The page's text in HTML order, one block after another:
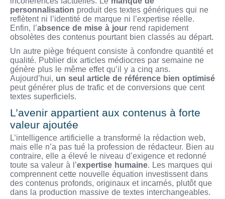
personnalisation produit des textes génériques qui ne
reflètent ni l’identité de marque ni l’expertise réelle.
Enfin, l’absence de mise à jour rend rapidement
obsolètes des contenus pourtant bien classés au départ.
Un autre piège fréquent consiste à confondre quantité et
qualité. Publier dix articles médiocres par semaine ne
génère plus le même effet qu’il y a cinq ans.
Aujourd’hui, un seul article de référence bien optimisé
peut générer plus de trafic et de conversions que cent
textes superficiels.
L’avenir appartient aux contenus à forte
valeur ajoutée
L’intelligence artificielle a transformé la rédaction web,
mais elle n’a pas tué la profession de rédacteur. Bien au
contraire, elle a élevé le niveau d’exigence et redonné
toute sa valeur à l’expertise humaine. Les marques qui
comprennent cette nouvelle équation investissent dans
des contenus profonds, originaux et incarnés, plutôt que
dans la production massive de textes interchangeables.